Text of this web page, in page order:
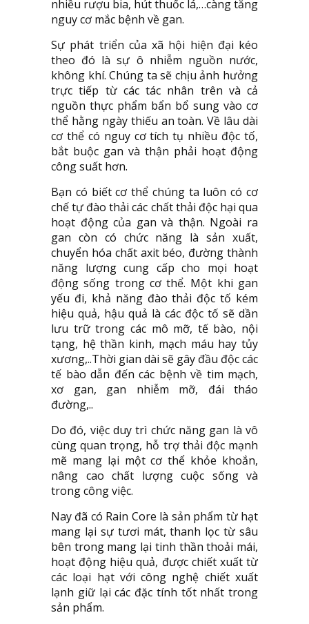
nhiều rượu bia, hút thuốc lá,…càng tăng
nguy cơ mắc bệnh về gan.
Sự phát triển của xã hội hiện đại kéo
theo đó là sự ô nhiễm nguồn nước,
không khí. Chúng ta sẽ chịu ảnh hưởng
trực tiếp từ các tác nhân trên và cả
nguồn thực phẩm bẩn bổ sung vào cơ
thể hằng ngày thiếu an toàn. Về lâu dài
cơ thể có nguy cơ tích tụ nhiều độc tố,
bắt buộc gan và thận phải hoạt động
công suất hơn.
Bạn có biết cơ thể chúng ta luôn có cơ
chế tự đào thải các chất thải độc hại qua
hoạt động của gan và thận. Ngoài ra
gan còn có chức năng là sản xuất,
chuyển hóa chất axit béo, đường thành
năng lượng cung cấp cho mọi hoạt
động sống trong cơ thể. Một khi gan
yếu đi, khả năng đào thải độc tố kém
hiệu quả, hậu quả là các độc tố sẽ dần
lưu trữ trong các mô mỡ, tế bào, nội
tạng, hệ thần kinh, mạch máu hay tủy
xương,..Thời gian dài sẽ gây đầu độc các
tế bào dẫn đến các bệnh về tim mạch,
xơ gan, gan nhiễm mỡ, đái tháo
đường,..
Do đó, việc duy trì chức năng gan là vô
cùng quan trọng, hỗ trợ thải độc mạnh
mẽ mang lại một cơ thể khỏe khoắn,
nâng cao chất lượng cuộc sống và
trong công việc.
Nay đã có Rain Core là sản phẩm từ hạt
mang lại sự tươi mát, thanh lọc từ sâu
bên trong mang lại tinh thần thoải mái,
hoạt động hiệu quả, được chiết xuất từ
các loại hạt với công nghệ chiết xuất
lạnh giữ lại các đặc tính tốt nhất trong
sản phẩm.